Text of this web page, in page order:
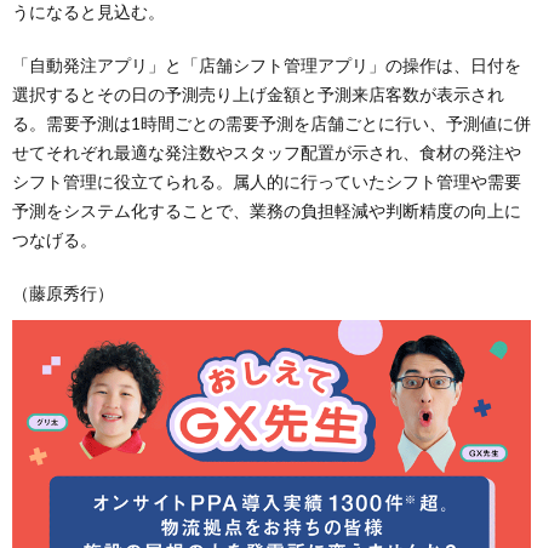
うになると見込む。
「自動発注アプリ」と「店舗シフト管理アプリ」の操作は、日付を
選択するとその日の予測売り上げ金額と予測来店客数が表示され
る。需要予測は1時間ごとの需要予測を店舗ごとに行い、予測値に併
せてそれぞれ最適な発注数やスタッフ配置が示され、食材の発注や
シフト管理に役立てられる。属人的に行っていたシフト管理や需要
予測をシステム化することで、業務の負担軽減や判断精度の向上に
つなげる。
（藤原秀行）